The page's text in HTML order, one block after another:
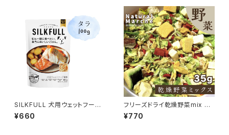
SILKFULL 犬用ウェットフード
タラ味 100g (シルクフル)
¥660
フリーズドライ乾燥野菜mix 35
g
¥770